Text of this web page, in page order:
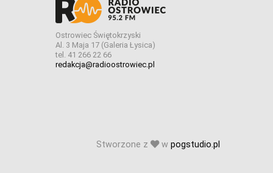
Ostrowiec Świętokrzyski
Al. 3 Maja 17 (Galeria Łysica)
tel. 41 266 22 66
redakcja@radioostrowiec.pl
Stworzone z w pogstudio.pl